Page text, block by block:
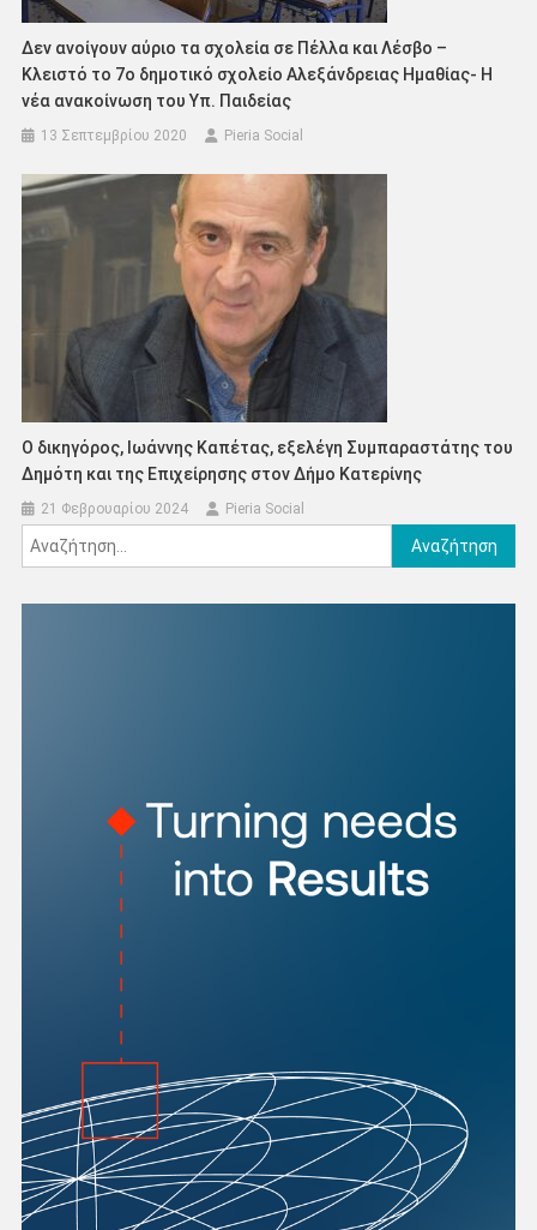
Δεν ανοίγουν αύριο τα σχολεία σε Πέλλα και Λέσβο –
Κλειστό το 7ο δημοτικό σχολείο Αλεξάνδρειας Ημαθίας- Η
νέα ανακοίνωση του Υπ. Παιδείας
13 Σεπτεμβρίου 2020 Pieria Social
Ο δικηγόρος, Ιωάννης Καπέτας, εξελέγη Συμπαραστάτης του
Δημότη και της Επιχείρησης στον Δήμο Κατερίνης
21 Φεβρουαρίου 2024 Pieria Social
Αναζήτηση
για: